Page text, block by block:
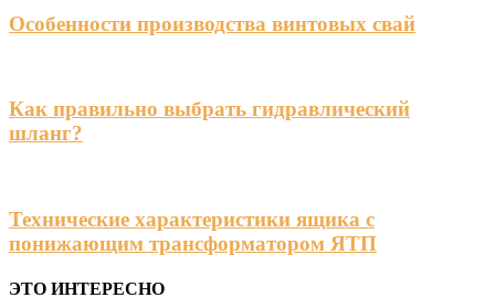
Особенности производства винтовых свай
Как правильно выбрать гидравлический
шланг?
Технические характеристики ящика с
понижающим трансформатором ЯТП
ЭТО ИНТЕРЕСНО